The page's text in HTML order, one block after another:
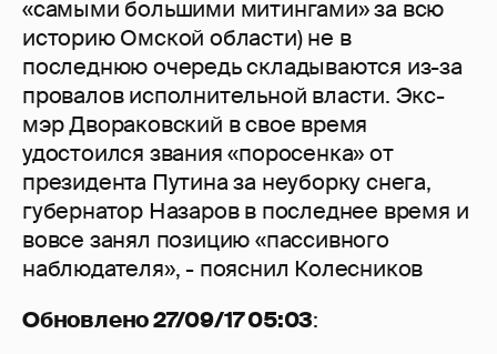
«самыми большими митингами» за всю
историю Омской области) не в
последнюю очередь складываются из-за
провалов исполнительной власти. Экс-
мэр Двораковский в свое время
удостоился звания «поросенка» от
президента Путина за неуборку снега,
губернатор Назаров в последнее время и
вовсе занял позицию «пассивного
наблюдателя», - пояснил Колесников
Обновлено 27/09/17 05:03: